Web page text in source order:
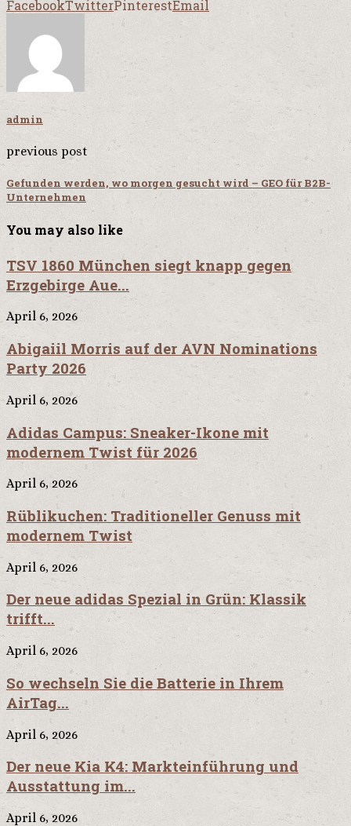
FacebookTwitterPinterestEmail
admin
previous post
Gefunden werden, wo morgen gesucht wird – GEO für B2B-
Unternehmen
You may also like
TSV 1860 München siegt knapp gegen
Erzgebirge Aue...
April 6, 2026
Abigaiil Morris auf der AVN Nominations
Party 2026
April 6, 2026
Adidas Campus: Sneaker-Ikone mit
modernem Twist für 2026
April 6, 2026
Rüblikuchen: Traditioneller Genuss mit
modernem Twist
April 6, 2026
Der neue adidas Spezial in Grün: Klassik
trifft...
April 6, 2026
So wechseln Sie die Batterie in Ihrem
AirTag...
April 6, 2026
Der neue Kia K4: Markteinführung und
Ausstattung im...
April 6, 2026